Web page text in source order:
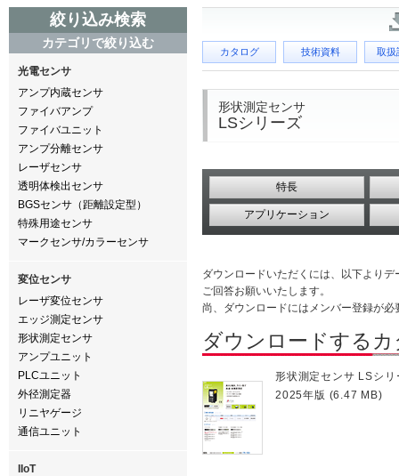
絞り込み検索
カテゴリで絞り込む
光電センサ
アンプ内蔵センサ
ファイバアンプ
ファイバユニット
アンプ分離センサ
レーザセンサ
透明体検出センサ
BGSセンサ（距離設定型）
特殊用途センサ
マークセンサ/カラーセンサ
変位センサ
レーザ変位センサ
エッジ測定センサ
形状測定センサ
アンプユニット
PLCユニット
外径測定器
リニヤゲージ
通信ユニット
IIoT
カタログ 技術資料 取扱
形状測定センサ
LSシリーズ
特長
アプリケーション
ダウンロードいただくには、以下より
ご回答お願いいたします。
尚、ダウンロードにはメンバー登録が必
ダウンロードする
形状測定センサ LSシ
2025年版 (6.47 MB)